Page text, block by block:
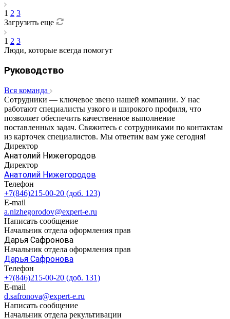
1 2 3
Загрузить еще
1 2 3
Люди, которые всегда помогут
Руководство
Вся команда
Сотрудники — ключевое звено нашей компании. У нас
работают специалисты узкого и широкого профиля, что
позволяет обеспечить качественное выполнение
поставленных задач. Свяжитесь с сотрудниками по контактам
из карточек специалистов. Мы ответим вам уже сегодня!
Директор
Анатолий Нижегородов
Директор
Анатолий Нижегородов
Телефон
+7(846)215-00-20 (доб. 123)
E-mail
a.nizhegorodov@expert-e.ru
Написать сообщение
Начальник отдела оформления прав
Дарья Сафронова
Начальник отдела оформления прав
Дарья Сафронова
Телефон
+7(846)215-00-20 (доб. 131)
E-mail
d.safronova@expert-e.ru
Написать сообщение
Начальник отдела рекультивации